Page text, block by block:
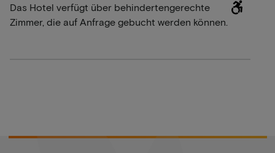
Das Hotel verfügt über behindertengerechte
Zimmer, die auf Anfrage gebucht werden können.